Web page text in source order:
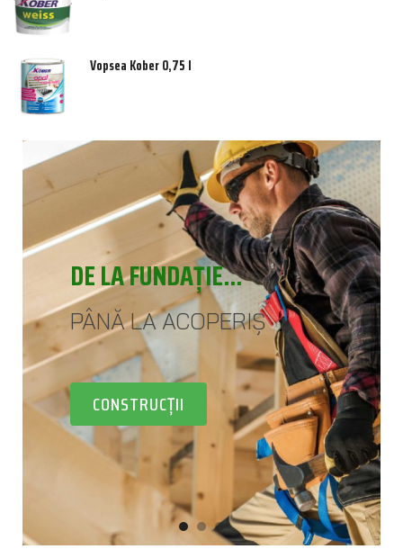
Vopsea Kober 0,75 l
INSPIRAȚIE
PENTRU CĂMINUL TĂU!
VARURI ȘI VOPSELURI